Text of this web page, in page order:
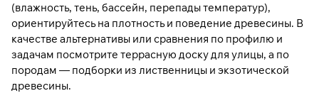
(влажность, тень, бассейн, перепады температур),
ориентируйтесь на плотность и поведение древесины. В
качестве альтернативы или сравнения по профилю и
задачам посмотрите террасную доску для улицы, а по
породам — подборки из лиственницы и экзотической
древесины.